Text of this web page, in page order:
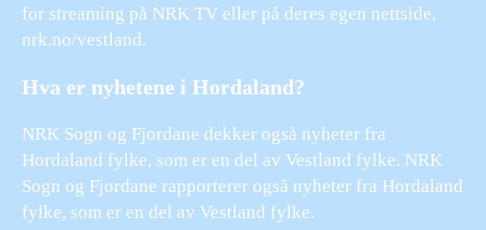
for streaming på NRK TV eller på deres egen nettside,
nrk.no/vestland.
Hva er nyhetene i Hordaland?
NRK Sogn og Fjordane dekker også nyheter fra
Hordaland fylke, som er en del av Vestland fylke. NRK
Sogn og Fjordane rapporterer også nyheter fra Hordaland
fylke, som er en del av Vestland fylke.